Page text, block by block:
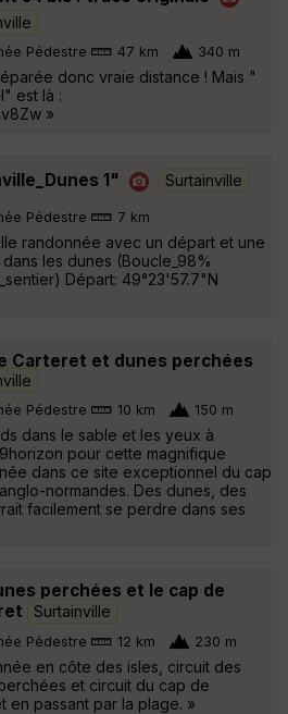
Pédestre 47 km 340 m
donc vraie distance ! Mais "
est là :
»
1" Surtainville
Pédestre 7 km
randonnée avec un départ et une
les dunes (Boucle_98%
Départ: 49°23'57.7"N
Carteret et dunes perchées
Pédestre 10 km 150 m
dans le sable et les yeux à
pour cette magnifique
dans ce site exceptionnel du cap
normandes. Des dunes, des
facilement se perdre dans ses
perchées et le cap de
Surtainville
Pédestre 12 km 230 m
en côte des isles, circuit des
et circuit du cap de
en passant par la plage. »